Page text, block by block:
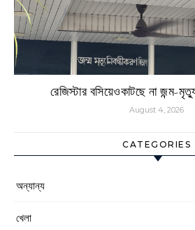
রেজিস্টার বসিয়েওকাটছে না জন্ম-
August 4, 2026
CATEGORIES
অন্যান্য
খেলা